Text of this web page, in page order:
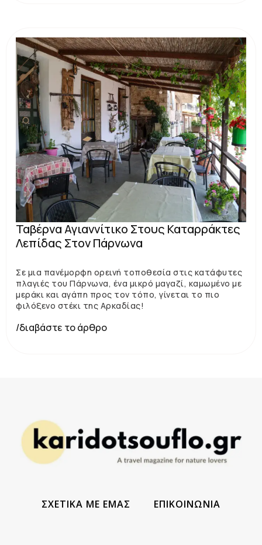
Ταβέρνα Αγιαννίτικο Στους Καταρράκτες
Λεπίδας Στον Πάρνωνα
Σε μια πανέμορφη ορεινή τοποθεσία στις κατάφυτες
πλαγιές του Πάρνωνα, ένα μικρό μαγαζί, καμωμένο με
μεράκι και αγάπη προς τον τόπο, γίνεται το πιο
φιλόξενο στέκι της Αρκαδίας!
/διαβάστε το άρθρο
ΣΧΕΤΙΚΑ ΜΕ ΕΜΑΣ ΕΠΙΚΟΙΝΩΝΙΑ